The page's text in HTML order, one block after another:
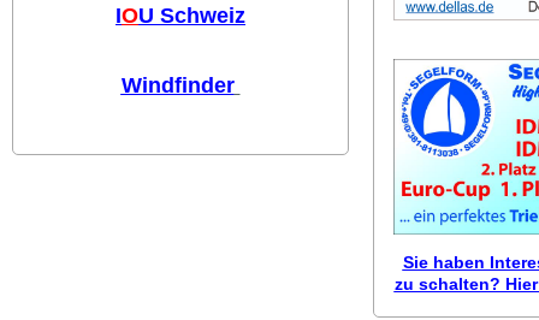
IOU Schweiz
Windfinder
Sie haben
zu schalten?